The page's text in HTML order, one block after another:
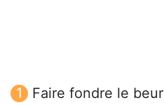
Faire fondre le